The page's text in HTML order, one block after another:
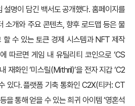
설명이 담긴 백서도 공개했다. 홈페이지를
소개와 주요 콘텐츠, 향후 로드맵 등은 물
수 있는 토큰 경제 시스템과 NFT 제작
따르면 게임 내 유틸리티 코인으로 ‘CS
재화인 ‘미스릴(Mithril)’을 전자 지갑 ‘C2
있다. 플랫폼 기축 통화인 C2X(티커: CT
을 통해 얻을 수 있는 희귀 아이템 ‘영혼석